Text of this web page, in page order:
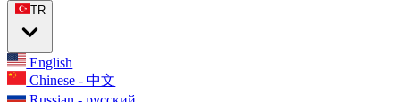
TR
English
Chinese - 中文